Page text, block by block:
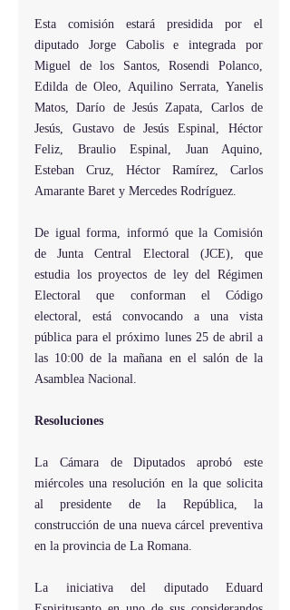
Esta comisión estará presidida por el
diputado Jorge Cabolis e integrada por
Miguel de los Santos, Rosendi Polanco,
Edilda de Oleo, Aquilino Serrata, Yanelis
Matos, Darío de Jesús Zapata, Carlos de
Jesús, Gustavo de Jesús Espinal, Héctor
Feliz, Braulio Espinal, Juan Aquino,
Esteban Cruz, Héctor Ramírez, Carlos
Amarante Baret y Mercedes Rodríguez.
De igual forma, informó que la Comisión
de Junta Central Electoral (JCE), que
estudia los proyectos de ley del Régimen
Electoral que conforman el Código
electoral, está convocando a una vista
pública para el próximo lunes 25 de abril a
las 10:00 de la mañana en el salón de la
Asamblea Nacional.
Resoluciones
La Cámara de Diputados aprobó este
miércoles una resolución en la que solicita
al presidente de la República, la
construcción de una nueva cárcel preventiva
en la provincia de La Romana.
La iniciativa del diputado Eduard